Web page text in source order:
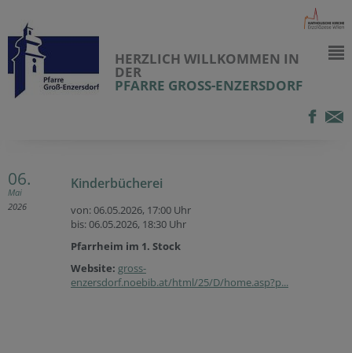
HERZLICH WILLKOMMEN IN
DER
PFARRE GROSS-ENZERSDORF
06.
Mai
2026
Kinderbücherei
von: 06.05.2026, 17:00 Uhr
bis: 06.05.2026, 18:30 Uhr
Pfarrheim im 1. Stock
Website: gross-
enzersdorf.noebib.at/html/25/D/home.asp?p...